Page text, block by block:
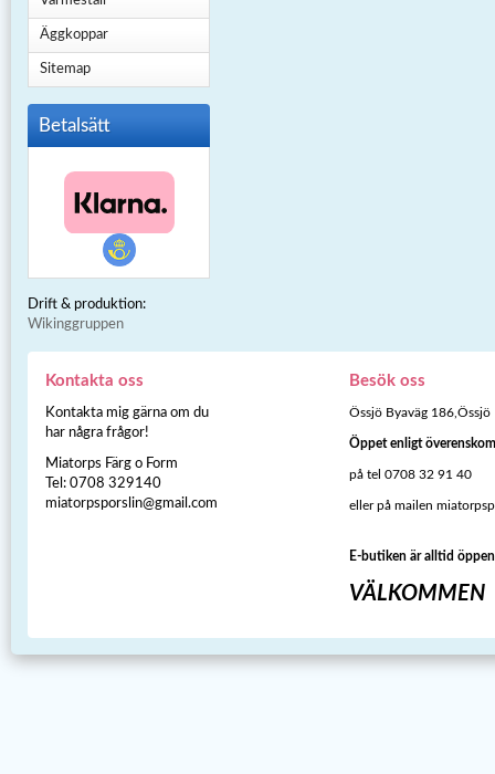
Äggkoppar
Sitemap
Betalsätt
Drift & produktion:
Wikinggruppen
Kontakta oss
Kontakta mig gärna om du
har några frågor!
Miatorps Färg o Form
Tel: 0708 329140
miatorpsporslin@gmail.com
Besök oss
Össjö Byaväg 186,Össjö
Öppet enligt
på tel 0708 32 91 40
eller på mailen
E-butiken är alltid öppen
VÄLKOMMEN